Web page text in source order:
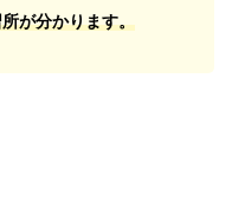
が分かります。